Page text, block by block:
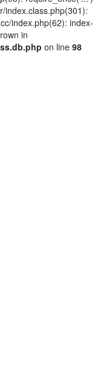
index.class.php(301):
index.php(62): index-
in
on line 98